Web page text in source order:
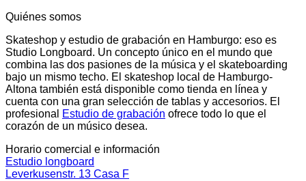
Quiénes somos
Skateshop y estudio de grabación en Hamburgo: eso es
Studio Longboard. Un concepto único en el mundo que
combina las dos pasiones de la música y el skateboarding
bajo un mismo techo. El skateshop local de Hamburgo-
Altona también está disponible como tienda en línea y
cuenta con una gran selección de tablas y accesorios. El
profesional
Estudio de grabación ofrece todo lo que el
corazón de un músico desea.
Horario comercial e información
Estudio longboard
Leverkusenstr. 13 Casa F